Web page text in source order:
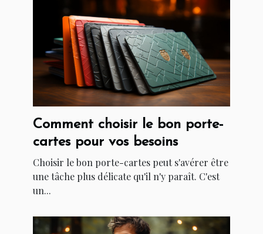
Comment choisir le bon porte-
cartes pour vos besoins
Choisir le bon porte-cartes peut s'avérer être
une tâche plus délicate qu'il n'y paraît. C'est
un...